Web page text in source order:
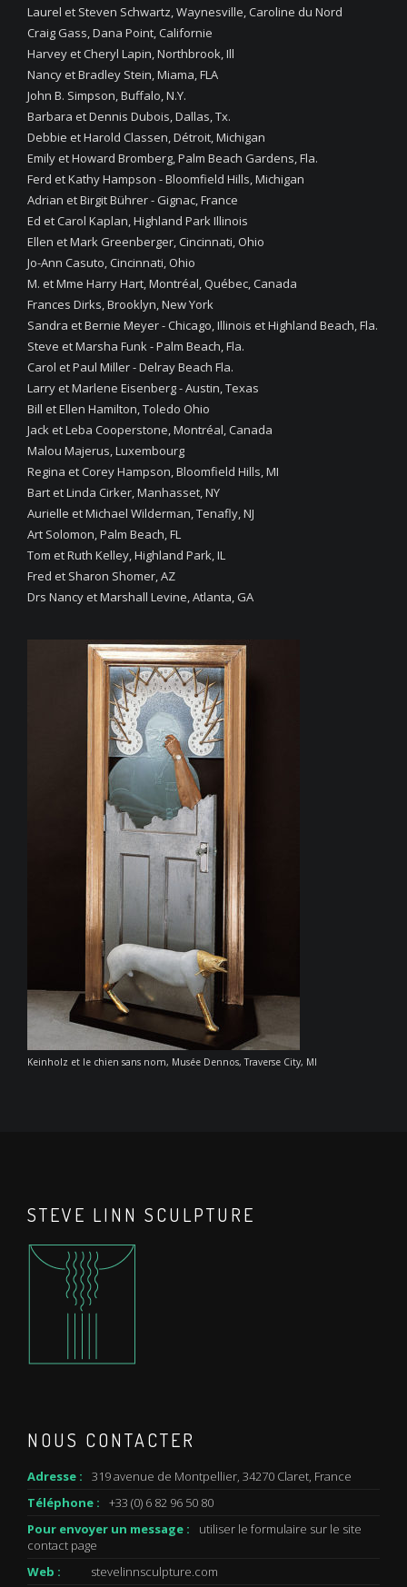
Laurel et Steven Schwartz, Waynesville, Caroline du Nord
Craig Gass, Dana Point, Californie
Harvey et Cheryl Lapin, Northbrook, Ill
Nancy et Bradley Stein, Miama, FLA
John B. Simpson, Buffalo, N.Y.
Barbara et Dennis Dubois, Dallas, Tx.
Debbie et Harold Classen, Détroit, Michigan
Emily et Howard Bromberg, Palm Beach Gardens, Fla.
Ferd et Kathy Hampson - Bloomfield Hills, Michigan
Adrian et Birgit Bührer - Gignac, France
Ed et Carol Kaplan, Highland Park Illinois
Ellen et Mark Greenberger, Cincinnati, Ohio
Jo-Ann Casuto, Cincinnati, Ohio
M. et Mme Harry Hart, Montréal, Québec, Canada
Frances Dirks, Brooklyn, New York
Sandra et Bernie Meyer - Chicago, Illinois et Highland Beach, Fla.
Steve et Marsha Funk - Palm Beach, Fla.
Carol et Paul Miller - Delray Beach Fla.
Larry et Marlene Eisenberg - Austin, Texas
Bill et Ellen Hamilton, Toledo Ohio
Jack et Leba Cooperstone, Montréal, Canada
Malou Majerus, Luxembourg
Regina et Corey Hampson, Bloomfield Hills, MI
Bart et Linda Cirker, Manhasset, NY
Aurielle et Michael Wilderman, Tenafly, NJ
Art Solomon, Palm Beach, FL
Tom et Ruth Kelley, Highland Park, IL
Fred et Sharon Shomer, AZ
Drs Nancy et Marshall Levine, Atlanta, GA
Keinholz et le chien sans nom, Musée Dennos, Traverse City, MI
STEVE LINN SCULPTURE
NOUS CONTACTER
Adresse :
319 avenue de Montpellier, 34270 Claret, France
Téléphone :
+33 (0) 6 82 96 50 80
Pour envoyer un message :
utiliser le formulaire sur le site
contact page
Web :
stevelinnsculpture.com